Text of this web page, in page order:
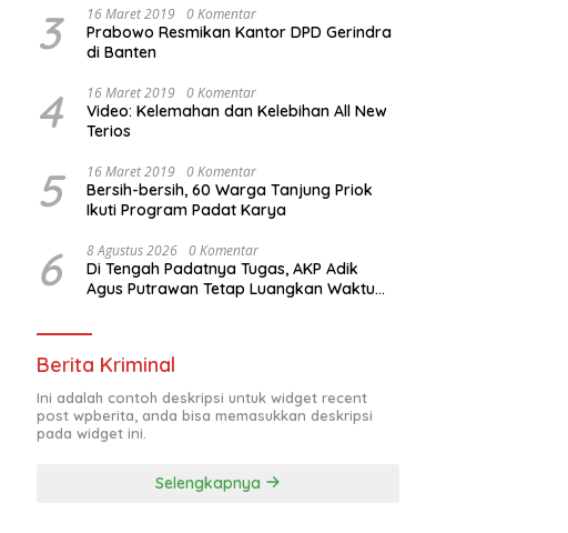
3 16 Maret 2019 0 Komentar
Prabowo Resmikan Kantor DPD Gerindra
di Banten
4 16 Maret 2019 0 Komentar
Video: Kelemahan dan Kelebihan All New
Terios
5 16 Maret 2019 0 Komentar
Bersih-bersih, 60 Warga Tanjung Priok
Ikuti Program Padat Karya
6 8 Agustus 2026 0 Komentar
Di Tengah Padatnya Tugas, AKP Adik
Agus Putrawan Tetap Luangkan Waktu
Berita Kriminal
Ini adalah contoh deskripsi untuk widget recent
post wpberita, anda bisa memasukkan deskripsi
pada widget ini.
Selengkapnya